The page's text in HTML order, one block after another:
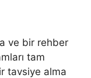
ve bir rehber
tam
tavsiye alma